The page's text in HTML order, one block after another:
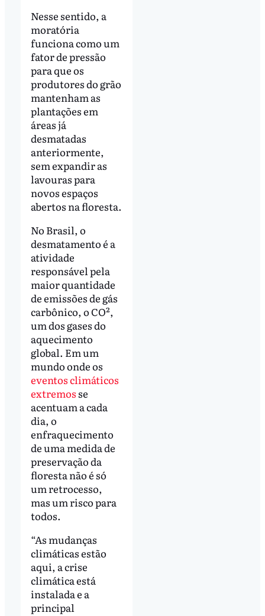
Nesse sentido, a
moratória
funciona como um
fator de pressão
para que os
produtores do grão
mantenham as
plantações em
áreas já
desmatadas
anteriormente,
sem expandir as
lavouras para
novos espaços
abertos na floresta.
No Brasil, o
desmatamento é a
atividade
responsável pela
maior quantidade
de emissões de gás
carbônico, o CO²,
um dos gases do
aquecimento
global. Em um
mundo onde os
eventos climáticos
extremos se
acentuam a cada
dia, o
enfraquecimento
de uma medida de
preservação da
floresta não é só
um retrocesso,
mas um risco para
todos.
“As mudanças
climáticas estão
aqui, a crise
climática está
instalada e a
principal